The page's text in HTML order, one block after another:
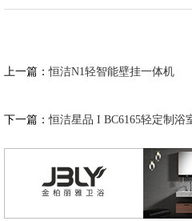
上一篇：恒洁N1轻智能壁挂一体机
下一篇：恒洁星品 I BC6165轻定制浴